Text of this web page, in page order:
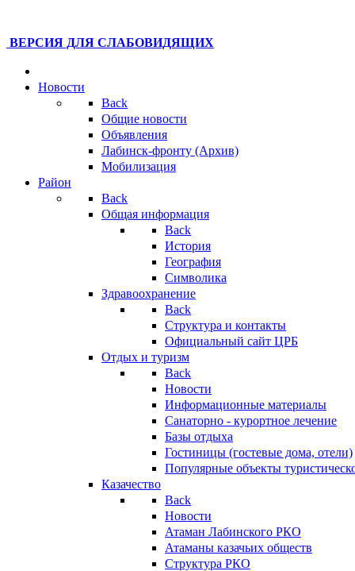
ВЕРСИЯ ДЛЯ СЛАБОВИДЯЩИХ
Новости
Back
Общие новости
Объявления
Лабинск-фронту (Архив)
Мобилизация
Район
Back
Общая информация
Back
История
География
Символика
Здравоохранение
Back
Структура и контакты
Официальный сайт ЦРБ
Отдых и туризм
Back
Новости
Информационные материалы
Санаторно - курортное лечение
Базы отдыха
Гостиницы (гостевые дома, отели)
Популярные объекты
Казачество
Back
Новости
Атаман Лабинского РКО
Атаманы казачьих обществ
Структура РКО